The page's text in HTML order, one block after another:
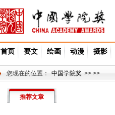
首页 要文 绘画 动漫 摄影
您现在的位置： 中国学院奖 >> >>
推荐文章